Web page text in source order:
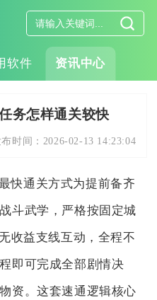
软件 资讯中心
务怎样通关较快
时间： 2026-02-13 14:23:04
快通关方式为提前备齐
斗武学，严格按固定城
收益支线互动，全程不
即可完成全部剧情决
资。这套速通逻辑核心